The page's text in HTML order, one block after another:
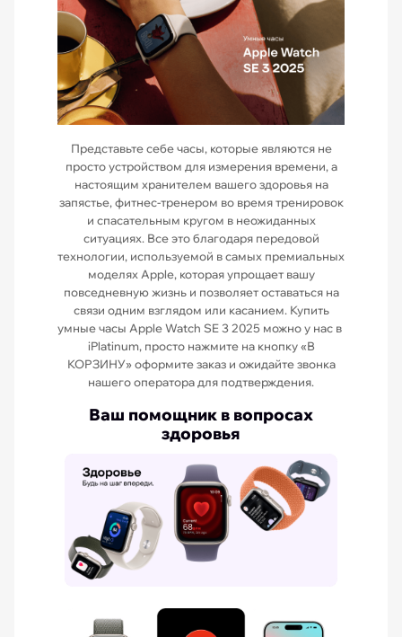
Представьте себе часы, которые являются не
просто устройством для измерения времени, а
настоящим хранителем вашего здоровья на
запястье, фитнес-тренером во время тренировок
и спасательным кругом в неожиданных
ситуациях. Все это благодаря передовой
технологии, используемой в самых премиальных
моделях Apple, которая упрощает вашу
повседневную жизнь и позволяет оставаться на
связи одним взглядом или касанием. Купить
умные часы Apple Watch SE 3 2025 можно у нас в
iPlatinum, просто нажмите на кнопку «В
КОРЗИНУ» оформите заказ и ожидайте звонка
нашего оператора для подтверждения.
Ваш помощник в вопросах
здоровья